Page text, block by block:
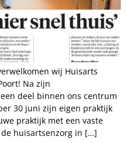
wij Huisarts
Na zijn
deel binnen ons centrum
30 juni zijn eigen praktijk
praktijk met een vaste
huisartsenzorg in […]